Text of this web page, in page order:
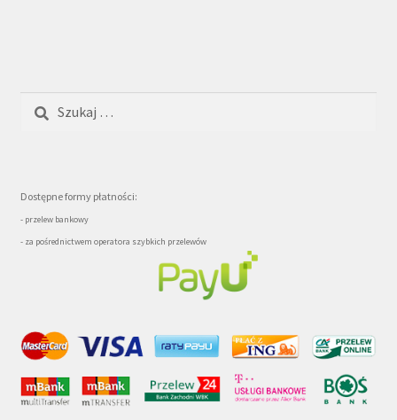
Dostępne formy płatności:
- przelew bankowy
- za pośrednictwem operatora szybkich przelewów